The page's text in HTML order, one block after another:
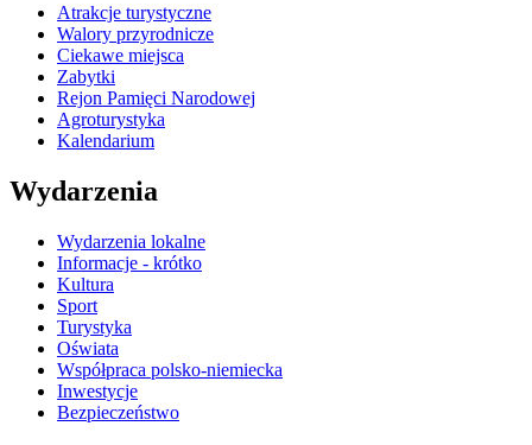
Atrakcje turystyczne
Walory przyrodnicze
Ciekawe miejsca
Zabytki
Rejon Pamięci Narodowej
Agroturystyka
Kalendarium
Wydarzenia
Wydarzenia lokalne
Informacje - krótko
Kultura
Sport
Turystyka
Oświata
Współpraca polsko-niemiecka
Inwestycje
Bezpieczeństwo